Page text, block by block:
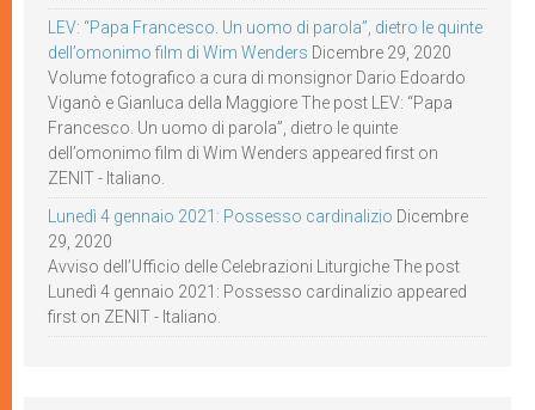
LEV: “Papa Francesco. Un uomo di parola”, dietro le quinte
dell’omonimo film di Wim Wenders Dicembre 29, 2020
Volume fotografico a cura di monsignor Dario Edoardo
Viganò e Gianluca della Maggiore The post LEV: “Papa
Francesco. Un uomo di parola”, dietro le quinte
dell’omonimo film di Wim Wenders appeared first on
ZENIT - Italiano.
Lunedì 4 gennaio 2021: Possesso cardinalizio Dicembre
29, 2020
Avviso dell’Ufficio delle Celebrazioni Liturgiche The post
Lunedì 4 gennaio 2021: Possesso cardinalizio appeared
first on ZENIT - Italiano.